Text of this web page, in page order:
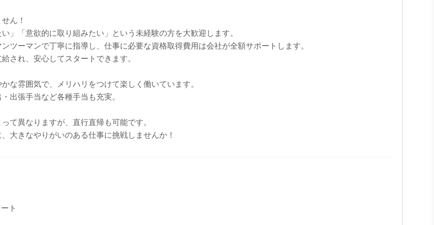
ん！
い」「意欲的に取り組みたい」という未経験の方を大歓迎します。
ツーマンで丁寧に指導し、仕事に必要な資格取得費用は会社が全額サポートします。
され、安心してスタートできます。
な雰囲気で、メリハリをつけて楽しく働いています。
出張手当など各種手当も充実。
て異なりますが、直行直帰も可能です。
大きなやりがいのある仕事に挑戦しませんか！
ート